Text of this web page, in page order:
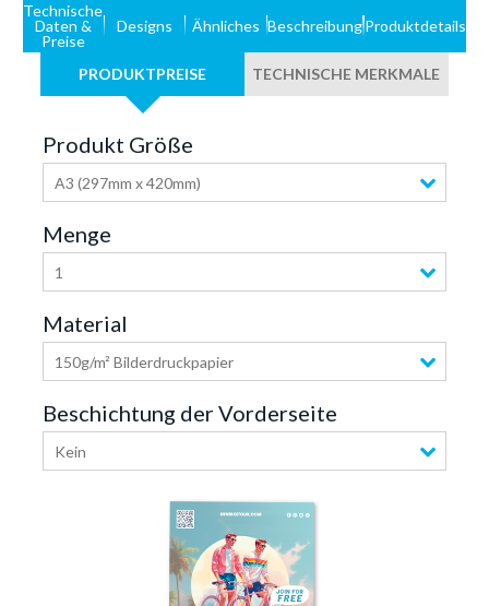
Technische
Daten &
Preise
Designs Ähnliches BeschreibungProduktdetails
PRODUKTPREISE TECHNISCHE MERKMALE
Produkt Größe
A3 (297mm x 420mm)
Menge
1
Material
150g/m² Bilderdruckpapier
Beschichtung der Vorderseite
Kein